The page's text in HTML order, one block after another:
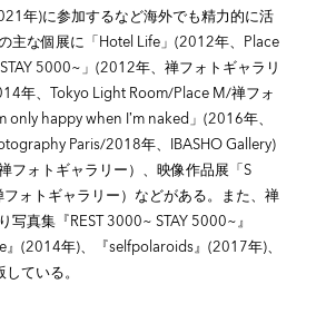
年)に参加するなど海外でも精力的に活
主な個展に「Hotel Life」(2012年、Place
5000~」(2012年、禅フォトギャラリ
年、Tokyo Light Room/Place M/禅フォ
only happy when I’m naked」(2016年、
Paris/2018年、IBASHO Gallery)
フォトギャラリー）、映像作品展「S
ォトギャラリー）などがある。また、禅
写真集『REST 3000~ STAY 5000~』
(2014年)、『selfpolaroids』(2017年)、
ている。